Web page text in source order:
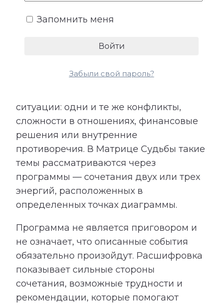
ситуации: одни и те же конфликты,
сложности в отношениях, финансовые
решения или внутренние
противоречия. В Матрице Судьбы такие
темы рассматриваются через
программы — сочетания двух или трех
энергий, расположенных в
определенных точках диаграммы.
Программа не является приговором и
не означает, что описанные события
обязательно произойдут. Расшифровка
показывает сильные стороны
сочетания, возможные трудности и
рекомендации, которые помогают
Запомнить меня
Забыли свой пароль?